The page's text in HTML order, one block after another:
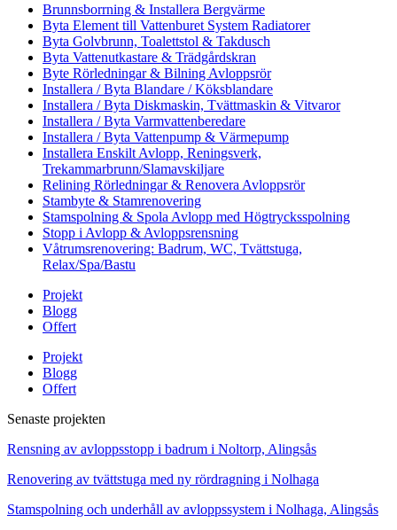
Brunnsborrning & Installera Bergvärme
Byta Element till Vattenburet System Radiatorer
Byta Golvbrunn, Toalettstol & Takdusch
Byta Vattenutkastare & Trädgårdskran
Byte Rörledningar & Bilning Avloppsrör
Installera / Byta Blandare / Köksblandare
Installera / Byta Diskmaskin, Tvättmaskin & Vitvaror
Installera / Byta Varmvattenberedare
Installera / Byta Vattenpump & Värmepump
Installera Enskilt Avlopp, Reningsverk,
Trekammarbrunn/Slamavskiljare
Relining Rörledningar & Renovera Avloppsrör
Stambyte & Stamrenovering
Stamspolning & Spola Avlopp med Högtrycksspolning
Stopp i Avlopp & Avloppsrensning
Våtrumsrenovering: Badrum, WC, Tvättstuga,
Relax/Spa/Bastu
Projekt
Blogg
Offert
Projekt
Blogg
Offert
Senaste projekten
Rensning av avloppsstopp i badrum i Noltorp, Alingsås
Renovering av tvättstuga med ny rördragning i Nolhaga
Stamspolning och underhåll av avloppssystem i Nolhaga, Alingsås